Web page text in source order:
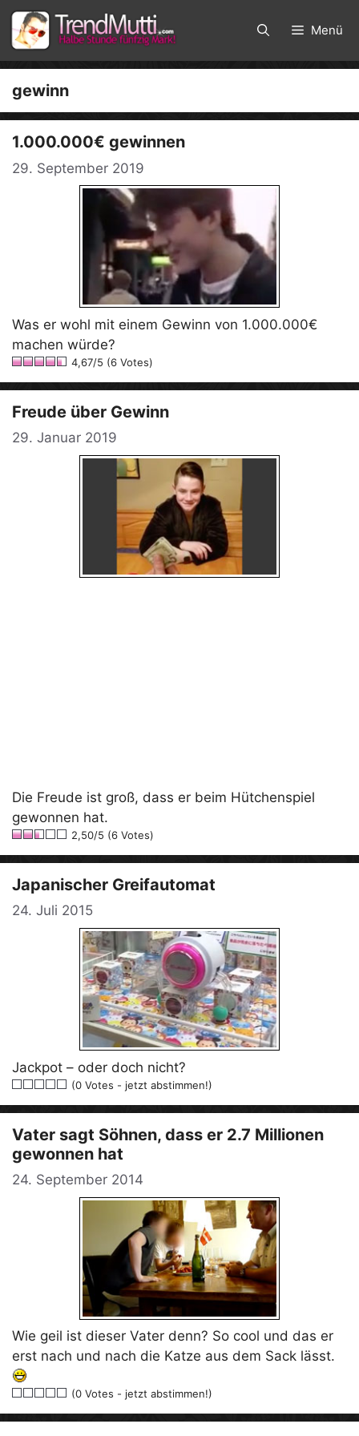
Zum
Inhalt
springen
Menü
gewinn
1.000.000€ gewinnen
29. September 2019
Was er wohl mit einem Gewinn von 1.000.000€
machen würde?
4,67/5 (6 Votes)
Freude über Gewinn
29. Januar 2019
Die Freude ist groß, dass er beim Hütchenspiel
gewonnen hat.
2,50/5 (6 Votes)
Japanischer Greifautomat
24. Juli 2015
Jackpot – oder doch nicht?
(0 Votes - jetzt abstimmen!)
Vater sagt Söhnen, dass er 2.7 Millionen
gewonnen hat
24. September 2014
Wie geil ist dieser Vater denn? So cool und das er
erst nach und nach die Katze aus dem Sack lässt.
(0 Votes - jetzt abstimmen!)